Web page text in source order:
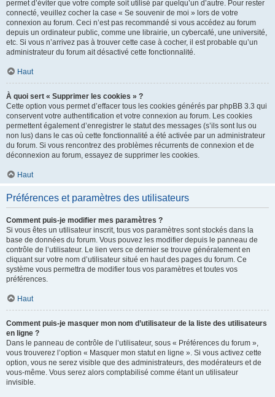
permet d’éviter que votre compte soit utilisé par quelqu’un d’autre. Pour rester
connecté, veuillez cocher la case « Se souvenir de moi » lors de votre
connexion au forum. Ceci n’est pas recommandé si vous accédez au forum
depuis un ordinateur public, comme une librairie, un cybercafé, une université,
etc. Si vous n’arrivez pas à trouver cette case à cocher, il est probable qu’un
administrateur du forum ait désactivé cette fonctionnalité.
Haut
À quoi sert « Supprimer les cookies » ?
Cette option vous permet d’effacer tous les cookies générés par phpBB 3.3 qui
conservent votre authentification et votre connexion au forum. Les cookies
permettent également d’enregistrer le statut des messages (s’ils sont lus ou
non lus) dans le cas où cette fonctionnalité a été activée par un administrateur
du forum. Si vous rencontrez des problèmes récurrents de connexion et de
déconnexion au forum, essayez de supprimer les cookies.
Haut
Préférences et paramètres des utilisateurs
Comment puis-je modifier mes paramètres ?
Si vous êtes un utilisateur inscrit, tous vos paramètres sont stockés dans la
base de données du forum. Vous pouvez les modifier depuis le panneau de
contrôle de l’utilisateur. Le lien vers ce dernier se trouve généralement en
cliquant sur votre nom d’utilisateur situé en haut des pages du forum. Ce
système vous permettra de modifier tous vos paramètres et toutes vos
préférences.
Haut
Comment puis-je masquer mon nom d’utilisateur de la liste des utilisateurs
en ligne ?
Dans le panneau de contrôle de l’utilisateur, sous « Préférences du forum »,
vous trouverez l’option « Masquer mon statut en ligne ». Si vous activez cette
option, vous ne serez visible que des administrateurs, des modérateurs et de
vous-même. Vous serez alors comptabilisé comme étant un utilisateur
invisible.